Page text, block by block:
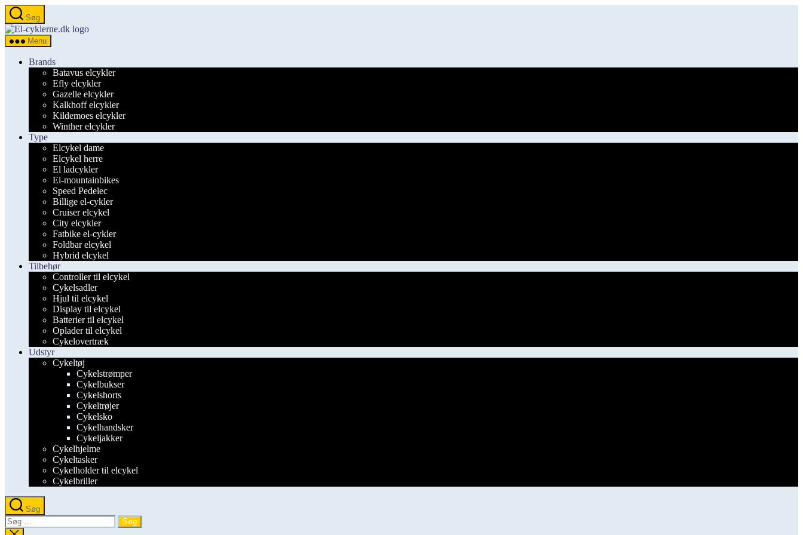
Spring
til
indholdet
Søg
el-
Menu
Brands
Batavus elcykler
Efly elcykler
Gazelle elcykler
Kalkhoff elcykler
Kildemoes elcykler
Winther elcykler
Type
Elcykel dame
Elcykel herre
El ladcykler
El-mountainbikes
Speed Pedelec
Billige el-cykler
Cruiser elcykel
City elcykler
Fatbike el-cykler
Foldbar elcykel
Hybrid elcykel
Tilbehør
Controller til elcykel
Cykelsadler
Hjul til elcykel
Display til elcykel
Batterier til elcykel
Oplader til elcykel
Cykelovertræk
Udstyr
Cykeltøj
Cykelstrømper
Cykelbukser
Cykelshorts
Cykeltrøjer
Cykelsko
Cykelhandsker
Cykeljakker
Cykelhjelme
Cykeltasker
Cykelholder til elcykel
Cykelbriller
Søg
Søg
efter: